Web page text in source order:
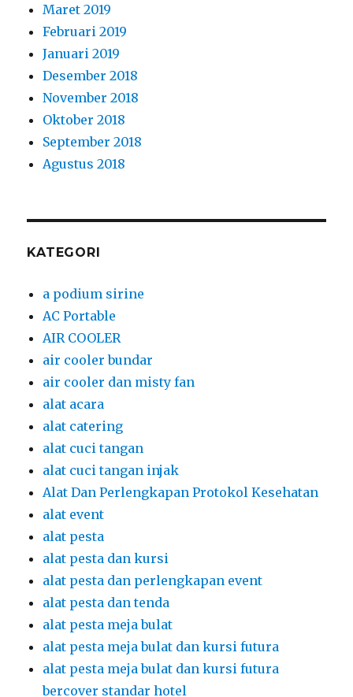
Maret 2019
Februari 2019
Januari 2019
Desember 2018
November 2018
Oktober 2018
September 2018
Agustus 2018
KATEGORI
a podium sirine
AC Portable
AIR COOLER
air cooler bundar
air cooler dan misty fan
alat acara
alat catering
alat cuci tangan
alat cuci tangan injak
Alat Dan Perlengkapan Protokol Kesehatan
alat event
alat pesta
alat pesta dan kursi
alat pesta dan perlengkapan event
alat pesta dan tenda
alat pesta meja bulat
alat pesta meja bulat dan kursi futura
alat pesta meja bulat dan kursi futura
bercover standar hotel